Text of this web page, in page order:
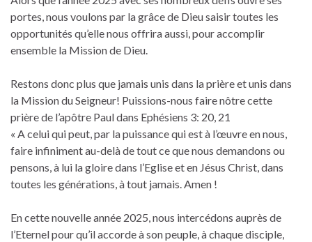
portes, nous voulons par la grâce de Dieu saisir toutes les
opportunités qu’elle nous offrira aussi, pour accomplir
ensemble la Mission de Dieu.
Restons donc plus que jamais unis dans la prière et unis dans
la Mission du Seigneur! Puissions-nous faire nôtre cette
prière de l’apôtre Paul dans Ephésiens 3: 20, 21
« A celui qui peut, par la puissance qui est à l’œuvre en nous,
faire infiniment au-delà de tout ce que nous demandons ou
pensons, à lui la gloire dans l’Eglise et en Jésus­ Christ, dans
toutes les générations, à tout jamais. Amen !
En cette nouvelle année 2025, nous intercédons auprès de
l’Eternel pour qu’il accorde à son peuple, à chaque disciple,